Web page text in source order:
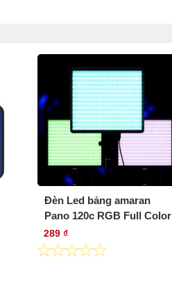
Đèn Led bảng amaran
Pano 120c RGB Full Color
289 ₫